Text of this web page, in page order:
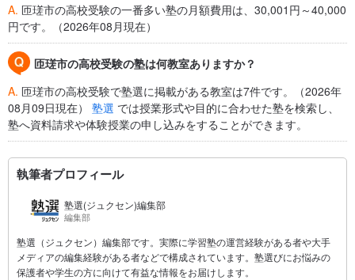
A. 匝瑳市の高校受験の一番多い塾の月額費用は、30,001円～40,000
円です。（2026年08月現在）
匝瑳市の高校受験の塾は何教室ありますか？
A. 匝瑳市の高校受験で塾選に掲載がある教室は7件です。（2026年
08月09日現在） 塾選 では授業形式や目的に合わせた塾を検索し、
塾へ資料請求や体験授業の申し込みをすることができます。
執筆者プロフィール
塾選(ジュクセン)編集部
編集部
塾選（ジュクセン）編集部です。実際に学習塾の運営経験がある者や大手
メディアの編集経験がある者などで構成されています。塾選びにお悩みの
保護者や学生の方に向けて有益な情報をお届けします。